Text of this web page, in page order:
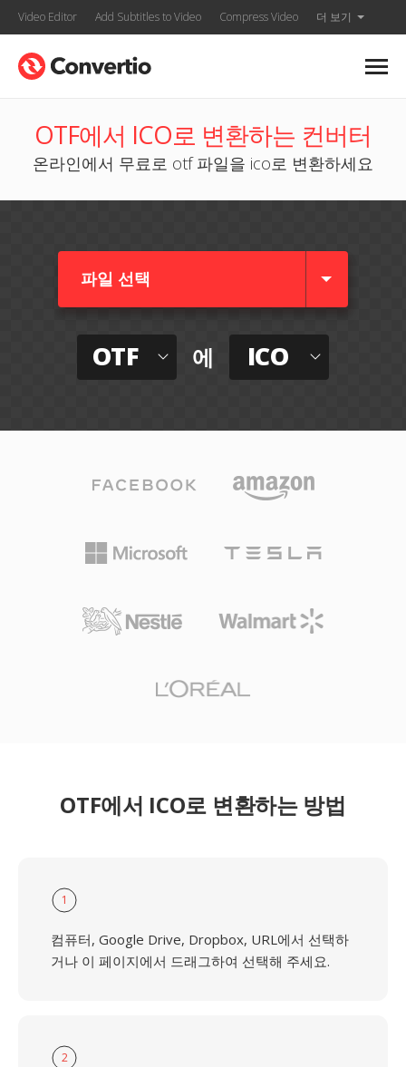
Video Editor Add Subtitles to Video Compress Video 더 보기
OTF에서 ICO로 변환하는 컨버터
온라인에서 무료로 otf 파일을 ico로 변환하세요
파일 선택
OTF 에 ICO
OTF에서 ICO로 변환하는 방법
1
컴퓨터, Google Drive, Dropbox, URL에서 선택하
거나 이 페이지에서 드래그하여 선택해 주세요.
2